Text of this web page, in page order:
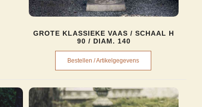
GROTE KLASSIEKE VAAS / SCHAAL H
90 / DIAM. 140
Bestellen / Artikelgegevens